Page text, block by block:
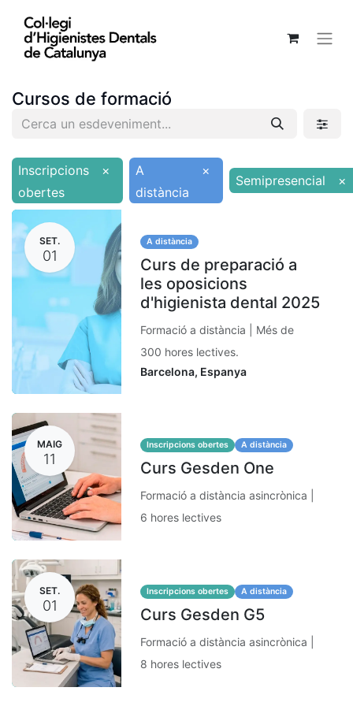
Cursos de formació
Inscripcions
obertes
×
A
distància
×
Semipresencial ×
SET.
01
A distància
Curs de preparació a
les oposicions
d'higienista dental 2025
Formació a distància | Més de
300 hores lectives.
Barcelona, Espanya
MAIG
11
Inscripcions obertes A distància
Curs Gesden One
Formació a distància asincrònica |
6 hores lectives
SET.
01
Inscripcions obertes A distància
Curs Gesden G5
Formació a distància asincrònica |
8 hores lectives